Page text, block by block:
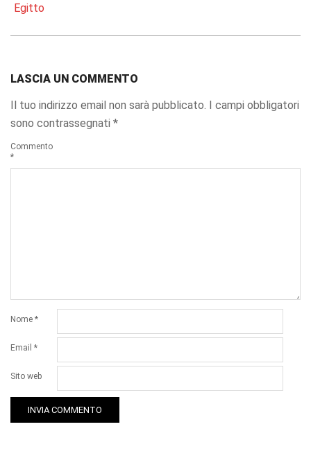
Egitto
LASCIA UN COMMENTO
Il tuo indirizzo email non sarà pubblicato. I campi obbligatori
sono contrassegnati *
Commento
*
Nome *
Email *
Sito web